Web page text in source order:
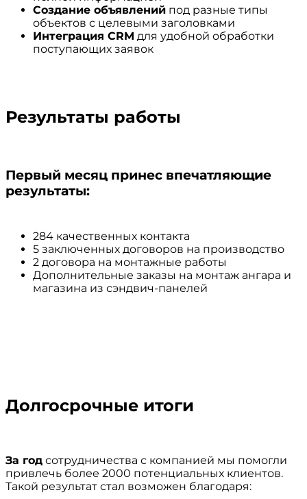
Создание объявлений под разные типы
объектов с целевыми заголовками
Интеграция CRM для удобной обработки
поступающих заявок
Результаты работы
Первый месяц принес впечатляющие
результаты:
284 качественных контакта
5 заключенных договоров на производство
2 договора на монтажные работы
Дополнительные заказы на монтаж ангара и
магазина из сэндвич-панелей
Долгосрочные итоги
За год сотрудничества с компанией мы помогли
привлечь более 2000 потенциальных клиентов.
Такой результат стал возможен благодаря: